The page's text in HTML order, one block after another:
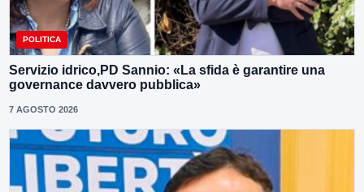
POLITICA
Servizio idrico,PD Sannio: «La sfida è garantire una
governance davvero pubblica»
7 AGOSTO 2026